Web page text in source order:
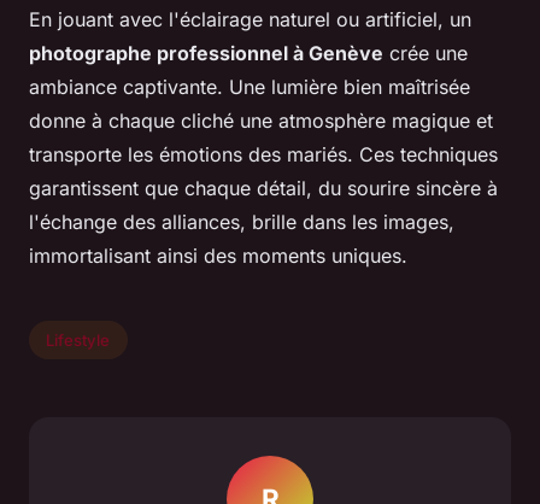
En jouant avec l'éclairage naturel ou artificiel, un
photographe professionnel à Genève crée une
ambiance captivante. Une lumière bien maîtrisée
donne à chaque cliché une atmosphère magique et
transporte les émotions des mariés. Ces techniques
garantissent que chaque détail, du sourire sincère à
l'échange des alliances, brille dans les images,
immortalisant ainsi des moments uniques.
Lifestyle